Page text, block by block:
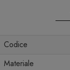
Codice
Materiale